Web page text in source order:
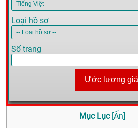
Loại hồ sơ
Số trang
Ước lượng giá
Mục Lục [Ẩn]